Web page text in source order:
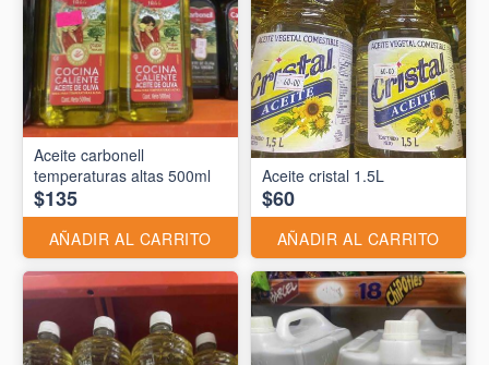
Aceite carbonell
temperaturas altas 500ml
$135
AÑADIR AL CARRITO
Aceite cristal 1.5L
$60
AÑADIR AL CARRITO